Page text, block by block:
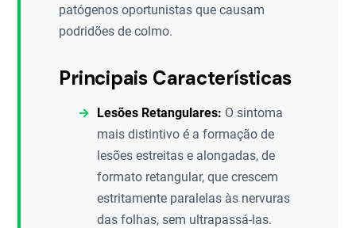
patógenos oportunistas que causam
podridões de colmo.
Principais Características
Lesões Retangulares: O sintoma
mais distintivo é a formação de
lesões estreitas e alongadas, de
formato retangular, que crescem
estritamente paralelas às nervuras
das folhas, sem ultrapassá-las.